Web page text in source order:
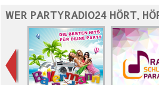
WER PARTYRADIO24 HÖRT,